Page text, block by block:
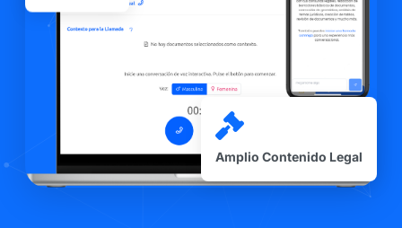
Amplio Contenido Legal